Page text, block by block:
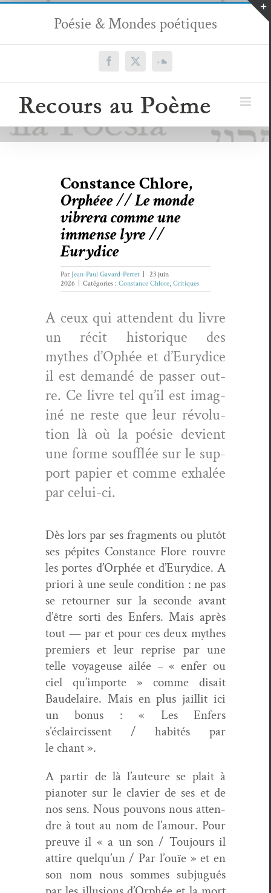
Passer
contenu
Poésie & Mondes poétiques
Facebook
X SoundCloud
Constance Chlore,
Orphéee // Le monde
vibrera comme une
immense lyre //
Eurydice
Par Jean-Paul Gavard-Perret
23 juin
2026
Catégories : Constance Chlore, Critiques
A ceux qui atten­dent du livre
un réc­it his­torique des
mythes d’Ophée et d’Eurydice
il est demandé de pass­er out­
re. Ce livre tel qu’il est imag­
iné ne reste que leur révo­lu­
tion là où la poésie devient
une forme souf­flée sur le sup­
port papi­er et comme exhalée
par celui-ci.
Dès lors par ses frag­ments ou plutôt
ses pépites Con­stance Flo­re rou­vre
les portes d’Orphée et d’Eurydice. A
pri­ori à une seule con­di­tion : ne pas
se retourn­er sur la sec­onde avant
d’être sor­ti des Enfers. Mais après
tout — par et pour ces deux mythes
pre­miers et leur reprise par une
telle voyageuse ailée – « enfer ou
ciel qu’importe » comme dis­ait
Baude­laire. Mais en plus jail­lit ici
un bonus : « Les Enfers
s’éclaircissent / habités par
le chant ».
A par­tir de là l’auteure se plait à
pian­ot­er sur le clavier de ses et de
nos sens. Nous pou­vons nous atten­
dre à tout au nom de l’amour. Pour
preuve il « a un son / Tou­jours il
attire quelqu’un / Par l’ouïe » et en
son nom nous sommes sub­jugués